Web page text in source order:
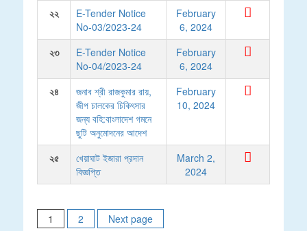
২২
E-Tender Notice
No-03/2023-24
February
6, 2024
২৩
E-Tender Notice
No-04/2023-24
February
6, 2024
২৪
জনাব শ্রী রাজকুমার রায়,
জীপ চালকের চিকিৎসার
জন্য বহি:বাংলাদেশ গমনে
ছুটি অনুমোদনের আদেশ
February
10, 2024
২৫
খেয়াঘাট ইজারা প্রদান
বিজ্ঞপ্তি
March 2,
2024
Posts
1 2 Next page